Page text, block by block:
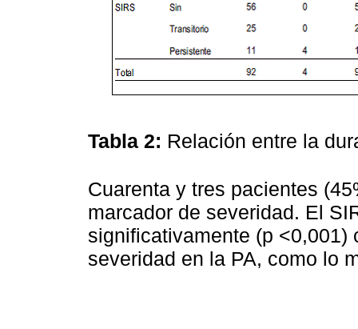
Tabla 2: Relación entre la
Cuarenta y tres pacientes
marcador de severidad. El
significativamente (p <0,001)
severidad en la PA, como lo